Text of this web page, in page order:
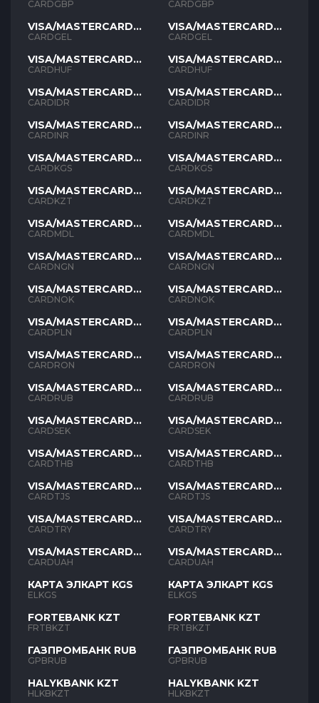
GBP
CARDGBP
VISA/MASTERCARD
GEL
CARDGEL
VISA/MASTERCARD
HUF
CARDHUF
VISA/MASTERCARD
IDR
CARDIDR
VISA/MASTERCARD
INR
CARDINR
VISA/MASTERCARD
KGS
CARDKGS
VISA/MASTERCARD
KZT
CARDKZT
VISA/MASTERCARD
MDL
CARDMDL
VISA/MASTERCARD
NGN
CARDNGN
VISA/MASTERCARD
NOK
CARDNOK
VISA/MASTERCARD
PLN
CARDPLN
VISA/MASTERCARD
RON
CARDRON
VISA/MASTERCARD
RUB
CARDRUB
VISA/MASTERCARD
SEK
CARDSEK
VISA/MASTERCARD
THB
CARDTHB
VISA/MASTERCARD
TJS
CARDTJS
VISA/MASTERCARD
TYR
CARDTRY
VISA/MASTERCARD
UAH
CARDUAH
КАРТА ЭЛКАРТ KGS
ELKGS
FORTEBANK KZT
FRTBKZT
ГАЗПРОМБАНК RUB
GPBRUB
HALYKBANK KZT
HLKBKZT
GBP
CARDGBP
VISA/MASTERCARD
GEL
CARDGEL
VISA/MASTERCARD
HUF
CARDHUF
VISA/MASTERCARD
IDR
CARDIDR
VISA/MASTERCARD
INR
CARDINR
VISA/MASTERCARD
KGS
CARDKGS
VISA/MASTERCARD
KZT
CARDKZT
VISA/MASTERCARD
MDL
CARDMDL
VISA/MASTERCARD
NGN
CARDNGN
VISA/MASTERCARD
NOK
CARDNOK
VISA/MASTERCARD
PLN
CARDPLN
VISA/MASTERCARD
RON
CARDRON
VISA/MASTERCARD
RUB
CARDRUB
VISA/MASTERCARD
SEK
CARDSEK
VISA/MASTERCARD
THB
CARDTHB
VISA/MASTERCARD
TJS
CARDTJS
VISA/MASTERCARD
TYR
CARDTRY
VISA/MASTERCARD
UAH
CARDUAH
КАРТА ЭЛКАРТ KGS
ELKGS
FORTEBANK KZT
FRTBKZT
ГАЗПРОМБАНК RUB
GPBRUB
HALYKBANK KZT
HLKBKZT